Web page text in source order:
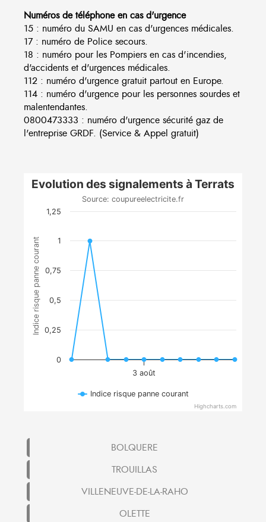
Numéros de téléphone en cas d'urgence
15 : numéro du SAMU en cas d'urgences médicales.
17 : numéro de Police secours.
18 : numéro pour les Pompiers en cas d'incendies,
d'accidents et d'urgences médicales.
112 : numéro d'urgence gratuit partout en Europe.
114 : numéro d'urgence pour les personnes sourdes et
malentendantes.
0800473333 : numéro d'urgence sécurité gaz de
l'entreprise GRDF. (Service & Appel gratuit)
Indice risque panne courant
Evolution des signalements à Terrats
Source: coupureelectricite.fr
3 août
0
0,25
0,5
0,75
1
1,25
Indice risque panne courant
Highcharts.com
BOLQUERE
TROUILLAS
VILLENEUVE-DE-LA-RAHO
OLETTE